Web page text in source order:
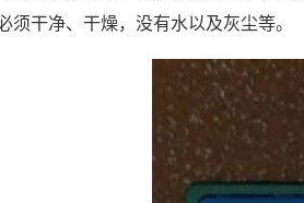
须干净、干燥，没有水以及灰尘等。